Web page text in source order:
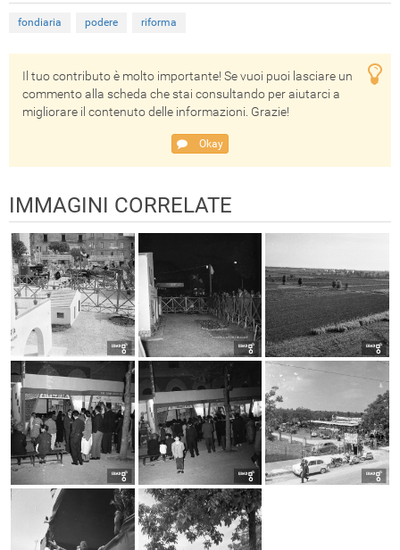
fondiaria podere riforma
Il tuo contributo è molto importante! Se vuoi puoi lasciare un
commento alla scheda che stai consultando per aiutarci a
migliorare il contenuto delle informazioni. Grazie!
Okay
IMMAGINI CORRELATE